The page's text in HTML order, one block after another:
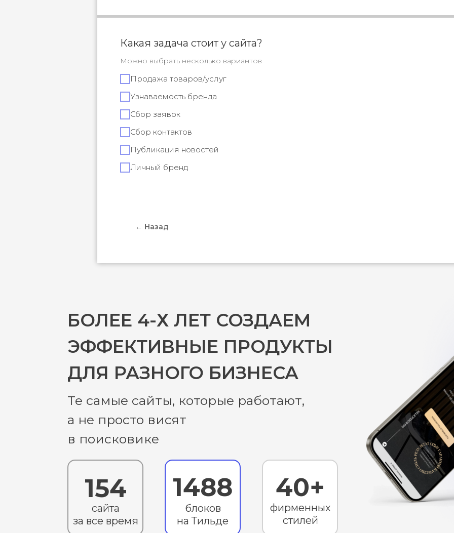
Какая задача стоит у сайта?
Можно выбрать несколько вариантов
Продажа товаров/услуг
Узнаваемость бренда
Сбор заявок
Сбор контактов
Публикация новостей
Личный бренд
← Назад
БОЛЕЕ 4-Х ЛЕТ СОЗДАЕМ
ЭФФЕКТИВНЫЕ ПРОДУКТЫ
ДЛЯ РАЗНОГО БИЗНЕСА
Те самые сайты, которые работают,
а не просто висят
в поисковике
сайта
за все время
154 1488
блоков
на Тильде
40+
фирменных
стилей